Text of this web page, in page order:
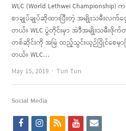
WLC (World Lethwei
စာချုပ်ချုပ်ဆိုထားပြီးတဲ့ အမျိုးသမီးလက်
တယ်။ WLC ပွဲတိုင်းမှာ အဲဒီအမျိုးသမီး
တစ်ဆိုင်းကို အမြဲ ထည့်သွင်းယှဉ်ပြိုင်စေမှ
တယ်။ WLC…
May 15, 2019
Author
Tun Tun
Social Media
f
i
r
y
e